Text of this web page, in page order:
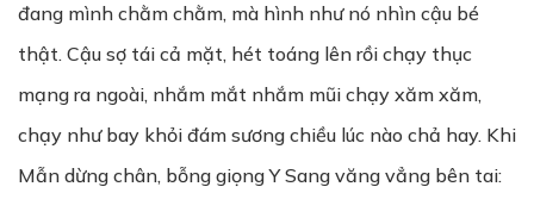
đang mình chằm chằm, mà hình như nó nhìn cậu bé
thật. Cậu sợ tái cả mặt, hét toáng lên rồi chạy thục
mạng ra ngoài, nhắm mắt nhắm mũi chạy xăm xăm,
chạy như bay khỏi đám sương chiều lúc nào chả hay. Khi
Mẫn dừng chân, bỗng giọng Y Sang văng vẳng bên tai: